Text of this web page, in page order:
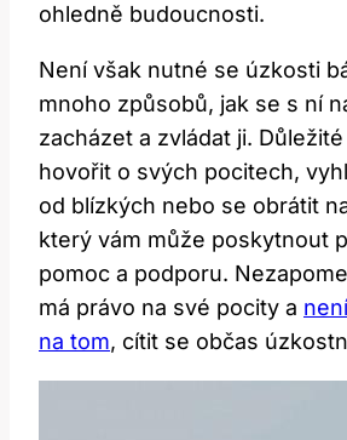
ohledně budoucnosti.
Není však nutné se úzkosti
mnoho způsobů, jak se s ní
zacházet a zvládat ji.
hovořit o svých pocitech,
od blízkých nebo se obrátit
který vám může poskytnout
pomoc a podporu.
má právo na své pocity a
na tom, cítit se občas